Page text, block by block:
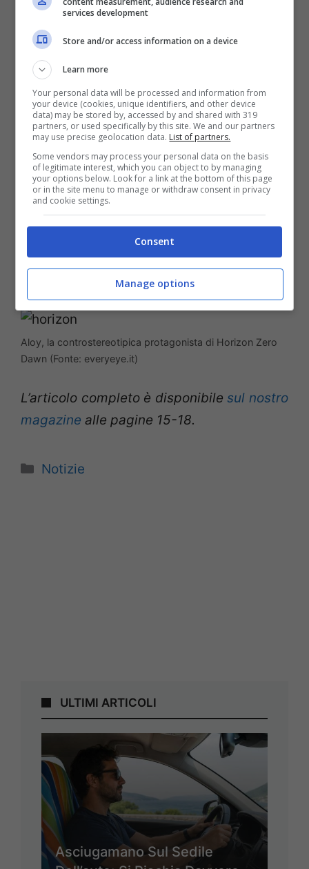
Ma perché non discutere della figura della
donna nella pittura? Della differenza di
concezione del corpo femminile dal
classico al romantico? Perché
tendenzialmente non frega a nessuno. Nel
2017, anno della post-verità,
chiacchiere da Facebook hanno lo stesso
peso delle dichiarazioni di esperti del
settore e, di conseguenza, quando si
parla di qualcosa ci si ferma alla
superficie
. Se poi ci si accostano studi di
settore senza averli capiti o valutati il
passo al grillismo è davvero breve.
Aloy, la controstereotipica protagonista di Horizon Zero
Dawn (Fonte: everyeye.it)
L’articolo completo è disponibile sul nostro
magazine alle pagine 15-18.
Categorie
Notizie
ULTIMI ARTICOLI
Asciugamano Sul Sedile
services development
Store and/or access information on a device
Learn more
Your personal data will be processed and information from
your device (cookies, unique identifiers, and other device
data) may be stored by, accessed by and shared with 319
partners, or used specifically by this site. We and our partners
may use precise geolocation data. List of partners.
Some vendors may process your personal data on the basis
of legitimate interest, which you can object to by managing
your options below. Look for a link at the bottom of this page
or in the site menu to manage or withdraw consent in privacy
and cookie settings.
Consent
Manage options